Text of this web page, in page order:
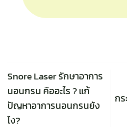
Snore Laser รักษาอาการ
นอนกรน คืออะไร ? แก้
ปัญหาอาการนอนกรนยัง
ไง?
ก